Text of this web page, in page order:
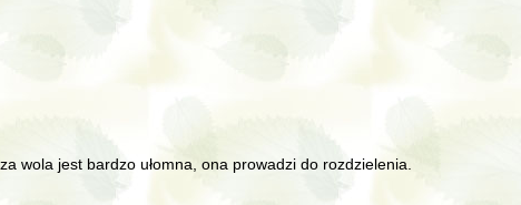
wola jest bardzo ułomna, ona prowadzi do rozdzielenia.